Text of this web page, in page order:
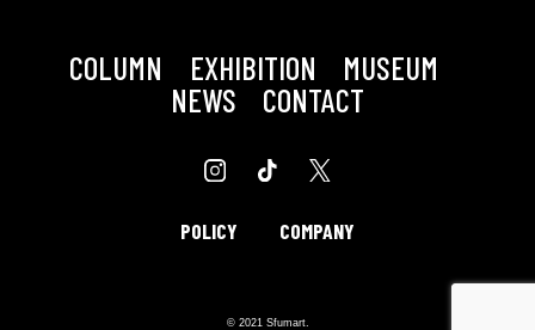
COLUMN EXHIBITION
MUSEUM
NEWS
CONTACT
POLICY COMPANY
© 2021 Sfumart.